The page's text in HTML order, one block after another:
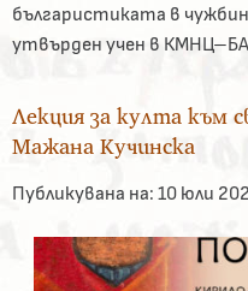
българистиката в
утвърден учен в
Лекция за култа към
Мажана Кучинска
Публикувана на: 10 юли